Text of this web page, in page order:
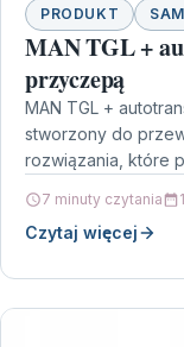
PRODUKT
MAN TGL +
przyczepą
MAN TGL +
stworzony do
rozwiązania, które
7 minuty czytania
Czytaj więcej